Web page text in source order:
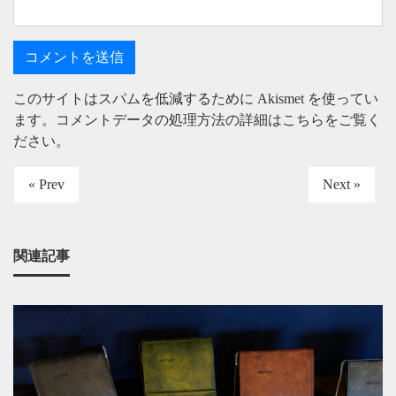
このサイトはスパムを低減するために Akismet を使ってい
ます。
コメントデータの処理方法の詳細はこちらをご覧く
ださい。
« Prev Next »
関連記事